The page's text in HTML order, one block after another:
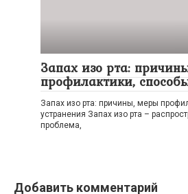
Запах изо рта:
профилактики,
Запах изо рта: причины, меры
устранения Запах изо рта –
проблема,
Добавить комментарий